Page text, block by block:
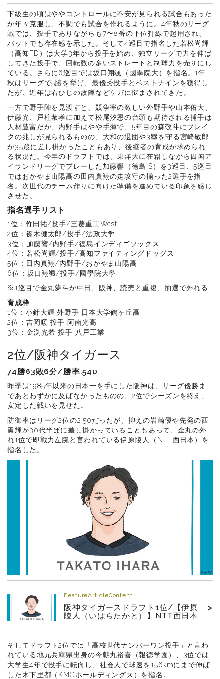
下級生の頃はややコントロールに不安が見られる試合もあった
が年々克服し、不調でも試合を作れるように。4年秋のリーグ
戦では、投手でありながらも7〜8番の下位打線で起用され、
バットでも存在感を示した。そして4巡目で指名した若松尚輝
（高知FD）は大学3年から投手を始め、独立リーグで力を伸ば
してきた投手で、回転数の多いストレートと制球力を売りにし
ている。さらに6巡目では坂口翔颯（國學院大）を指名。1年
秋はリーグで5勝を挙げ、最優秀投手とベストナインを獲得し
たが、近年は右ひじの故障などケガに悩まされてきた。
一方で野手陣を見渡すと、競争率の激しい外野手や山本佑大、
伊藤光、戸柱恭孝に加えて松尾汐恩の台頭も期待される捕手は
人材豊富だが、内野手はやや手薄で、5年目の森敬斗にブレイ
クの兆しが見られるものの、大和の退団や3塁を守る宮崎敏郎
が35歳に差し掛かったこともあり、後継者の育成が求められ
る状況だ。今年のドラフトでは、東洋大に在籍しながら四国ア
イランドリーグでプレーした加藤響（徳島IS）を3巡目、5巡目
ではおかやま山陽高の田内真翔の走攻守の揃った2選手を指
名。次世代のチーム作りに向けた準備を進めている印象を感じ
させた。
指名選手リスト
1位：竹田祐/投手/三菱重工West
2位：篠木健太郎/投手/法政大学
3位：加藤響/内野手/徳島インディゴソックス
4位：若松尚輝/投手/高知ファイティングドッグス
5位：田内真翔/内野手/おかやま山陽高
6位：坂口翔颯/投手/國學院大學
※1巡目で金丸夢斗が中日、阪神、読売と重複、抽選で外れる
育成枠
1位：小針大輝 外野手 日本大学鶴ヶ丘高
2位：吉岡暖 投手 阿南光高
3位：金渕光希 投手 八戸工業
2位/阪神タイガース
74勝63敗6分/勝率.540
昨季は1985年以来の日本一を手にした阪神は、リーグ優勝ま
であとわずかに及ばなかったものの、2位でシーズンを終え、
安定した戦いを見せた。
防御率はリーグ2位の2.50だったが、抑えの岩崎優や先発の西
勇輝が30代半ばに差し掛かっていることもあって、金丸の外
れ1位で即戦力左腕と言われている伊原陵人（NTT西日本）を
指名した。
FeatureArticleContent
阪神タイガースドラフト1位/【伊原
陵人（いはらたかと）】NTT西日本
>
そしてドラフト2位では「高校世代ナンバーワン投手」と言わ
れている地元兵庫県出身の今朝丸裕喜（報徳学園）、3位では
大学生4年で投手に転向し、社会人で球速を156kmにまで伸ば
した木下里都（KMGホールディングス）を指名。